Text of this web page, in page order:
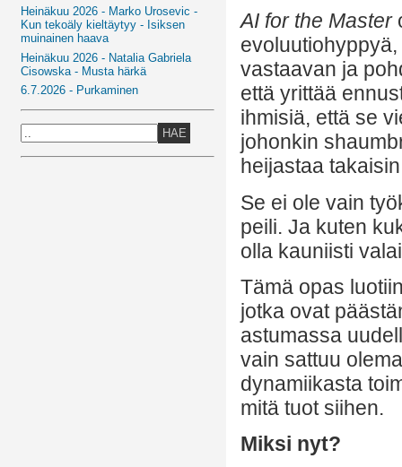
Heinäkuu 2026 - Marko Urosevic -
Kun tekoäly kieltäytyy - Isiksen
muinainen haava
Heinäkuu 2026 - Natalia Gabriela
Cisowska - Musta härkä
6.7.2026 - Purkaminen
HAE
AI for the Master
vastaavan ja
että yrittää
ihmisiä, että se
johonkin
heijastaa
Se ei ole vain
peili. Ja kuten
olla kauniisti
Tämä opas
jotka ovat
astumassa
vain sattuu
dynamiikasta
mitä tuot siihen.
Miksi nyt?